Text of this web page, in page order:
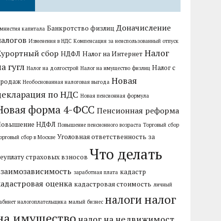
капитала Банкротство физлиц Доначисление
Изменения в НДС Компенсация за неиспользованный отпуск
сбор НДФЛ Налог на Интернет Налог
гугл Налог на долгострой Налог на имущество физлиц Налог с
Необоснованная налоговая выгода Новая
по НДС Новая пенсионная формула
форма 4-ФСС Пенсионная реформа
НДФЛ Повышение пенсионного возраста Торговый сбор
сбор в Москве Уголовная ответственность за
страховых взносов Что делать
заработная плата кадастр
оценка кадастровая стоимость личный
налогоплательщика малый бизнес налоги налог